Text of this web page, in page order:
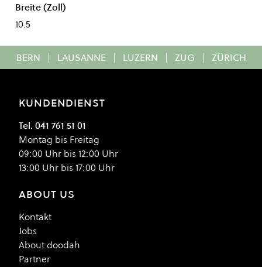
Breite (Zoll)
10.5
BERN | LAUSANNE | LUZERN | ZUG | ZÜRICH
KUNDENDIENST
Tel. 041 761 51 01
Montag bis Freitag
09:00 Uhr bis 12:00 Uhr
13:00 Uhr bis 17:00 Uhr
ABOUT US
Kontakt
Jobs
About doodah
Partner